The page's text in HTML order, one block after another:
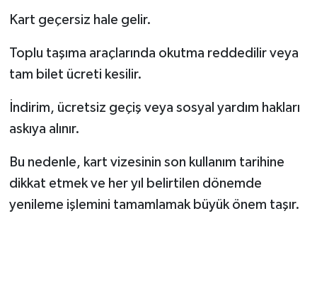
Kart geçersiz hale gelir.
Toplu taşıma araçlarında okutma reddedilir veya
tam bilet ücreti kesilir.
İndirim, ücretsiz geçiş veya sosyal yardım hakları
askıya alınır.
Bu nedenle, kart vizesinin son kullanım tarihine
dikkat etmek ve her yıl belirtilen dönemde
yenileme işlemini tamamlamak büyük önem taşır.